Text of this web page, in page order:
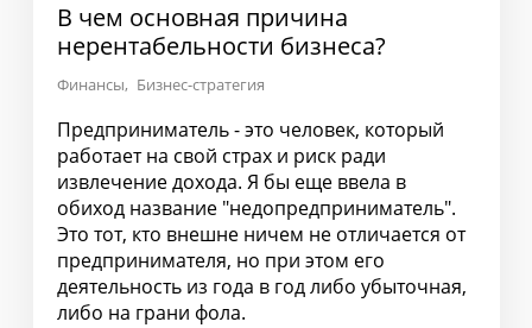
В чем основная причина
нерентабельности бизнеса?
Финансы Бизнес-стратегия
Предприниматель - это человек, который
работает на свой страх и риск ради
извлечение дохода. Я бы еще ввела в
обиход название "недопредприниматель".
Это тот, кто внешне ничем не отличается от
предпринимателя, но при этом его
деятельность из года в год либо убыточная,
либо на грани фола.